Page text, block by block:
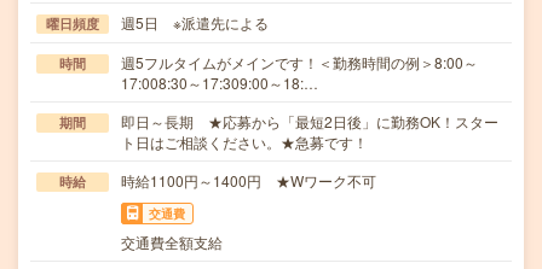
曜日頻度 週5日 ※派遣先による
時間
週5フルタイムがメインです！＜勤務時間の例＞8:00～
17:008:30～17:309:00～18:…
期間
即日～長期 ★応募から「最短2日後」に勤務OK！スター
ト日はご相談ください。★急募です！
時給 時給1100円～1400円 ★Wワーク不可
交通費
交通費全額支給